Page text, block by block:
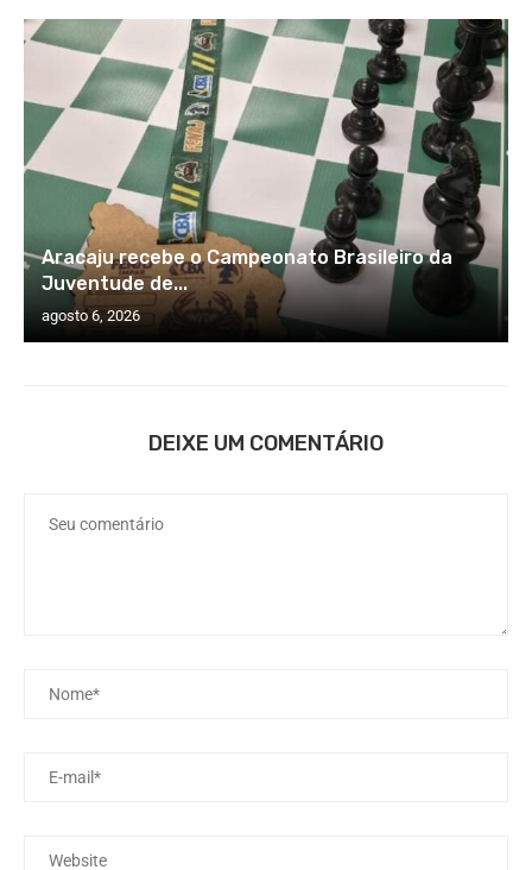
Aracaju recebe o Campeonato Brasileiro da
Juventude de...
agosto 6, 2026
DEIXE UM COMENTÁRIO